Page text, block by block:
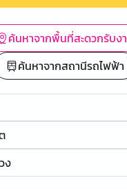
ค้นหาจากพื้นที่สะดวกรับง
ค้นหาจากสถานีรถไฟฟ้า
ง